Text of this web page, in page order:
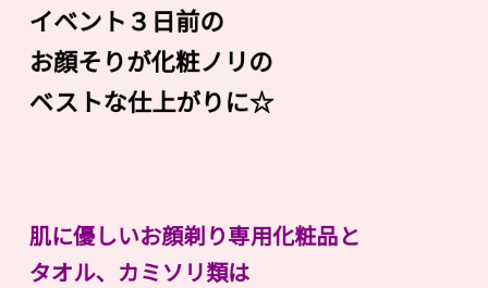
イベント３日前の
お顔そりが化粧ノリの
ベストな仕上がりに☆
肌に優しいお顔剃り専用化粧品と
タオル、カミソリ類は